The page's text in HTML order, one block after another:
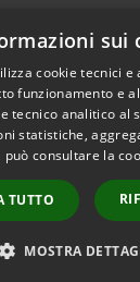
sui
cookie tecnici
funzionamento e
tecnico analitico al
statistiche,
consultare la
TUTTO
MOSTRA